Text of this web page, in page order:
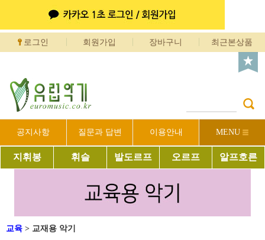
로그인 회원가입 장바구니 최근본상품
공지사항 질문과 답변 이용안내 MENU
지휘봉 휘슬 발도르프 오르프 알프호른
교육 > 교재용 악기